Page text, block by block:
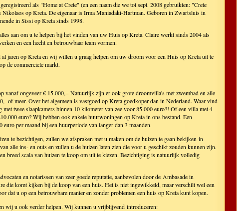
als "Home at Crete" (en een naam die we tot sept. 2008 gebruikten: "Crete
op Kreta. De eigenaar is Irma Maniadaki-Hartman. Geboren in Zwartsluis in
in Sissi op Kreta sinds 1998.
aan om u te helpen bij het vinden van uw Huis op Kreta. Claire werkt sinds 2004 als
en een hecht en betrouwbaar team vormen.
al jaren op Kreta en wij willen u graag helpen om uw droom voor een Huis op Kreta uit te
de commerciele markt.
vanaf ongeveer € 15.000,= Natuurlijk zijn er ook grote droomvilla's met zwembad en alle
of meer. Over het algemeen is vastgoed op Kreta goedkoper dan in Nederland. Waar vind
twee slaapkamers binnen 10 kilometer van zee voor 85.000 euro?! Of een villa met 4
euro? Wij hebben ook enkele huurwoningen op Kreta in ons bestand. Een
euro per maand bij een huurperiode van langer dan 3 maanden.
te bezichtigen, zullen we afspraken met u maken om de huizen te gaan bekijken in
alle ins- en outs en zullen u de huizen laten zien die voor u geschikt zouden kunnen zijn.
breed scala van huizen te koop om uit te kiezen. Bezichtiging is natuurlijk volledig
en notarissen van zeer goede reputatie, aanbevolen door de Ambasade in
die komt kijken bij de koop van een huis. Het is niet ingewikkeld, maar verschilt wel een
dat u op een betrouwbare manier en zonder problemen een huis op Kreta kunt kopen.
wij u ook verder helpen. Wij kunnen u vrijblijvend introduceren: